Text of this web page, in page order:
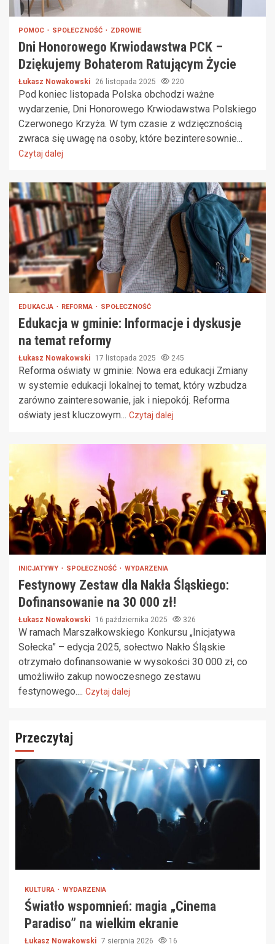
POMOC SPOŁECZNOŚĆ ZDROWIE
Dni Honorowego Krwiodawstwa PCK –
Dziękujemy Bohaterom Ratującym Życie
Łukasz Nowakowski 26 listopada 2025 220
Pod koniec listopada Polska obchodzi ważne
wydarzenie, Dni Honorowego Krwiodawstwa Polskiego
Czerwonego Krzyża. W tym czasie z wdzięcznością
zwraca się uwagę na osoby, które bezinteresownie...
Czytaj dalej
EDUKACJA REFORMA SPOŁECZNOŚĆ
Edukacja w gminie: Informacje i dyskusje
na temat reformy
Łukasz Nowakowski 17 listopada 2025 245
Reforma oświaty w gminie: Nowa era edukacji Zmiany
w systemie edukacji lokalnej to temat, który wzbudza
zarówno zainteresowanie, jak i niepokój. Reforma
oświaty jest kluczowym... Czytaj dalej
INICJATYWY SPOŁECZNOŚĆ WYDARZENIA
Festynowy Zestaw dla Nakła Śląskiego:
Dofinansowanie na 30 000 zł!
Łukasz Nowakowski 16 października 2025 326
W ramach Marszałkowskiego Konkursu „Inicjatywa
Sołecka” – edycja 2025, sołectwo Nakło Śląskie
otrzymało dofinansowanie w wysokości 30 000 zł, co
umożliwiło zakup nowoczesnego zestawu
festynowego.... Czytaj dalej
Przeczytaj
KULTURA WYDARZENIA
Światło wspomnień: magia „Cinema
Paradiso” na wielkim ekranie
Łukasz Nowakowski 7 sierpnia 2026 16